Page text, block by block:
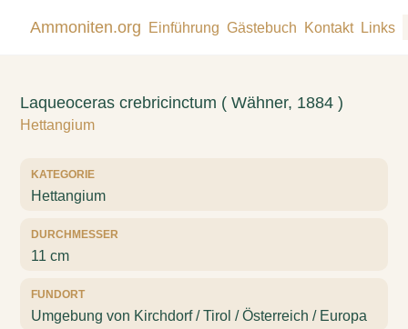
Ammoniten.org Einführung Gästebuch Kontakt Links
Laqueoceras crebricinctum ( Wähner, 1884 )
Hettangium
KATEGORIE
Hettangium
DURCHMESSER
11 cm
FUNDORT
Umgebung von Kirchdorf / Tirol / Österreich / Europa